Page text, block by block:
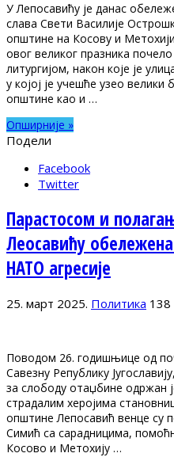
У Лепосавићу је данас
слава Свети Василије
општине на Косову и
овог великог празника
литургијом, након које је
у којој је учешће узео
општине као и …
Опширније »
Подели
Facebook
Twitter
Парастосом и
Леосавићу
НАТО агресије
25. март 2025. Политика 138
Поводом 26. годишњице од
Савезну Републику
за слободу отаџбине одржан
страдалим херојима
општине Лепосавић венце су
Симић са сарадницима,
Косово и Метохију …